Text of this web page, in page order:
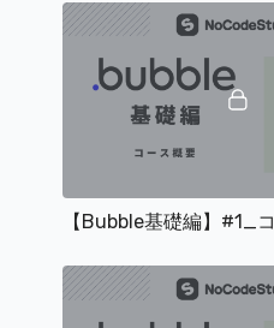
【Bubble基礎編】#1_